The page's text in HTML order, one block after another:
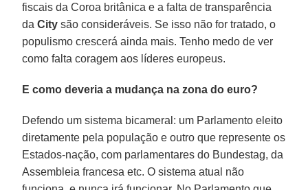
fiscais da Coroa britânica e a falta de transparência
daCity são consideráveis. Se isso não for tratado, o
populismo crescerá ainda mais. Tenho medo de ver
como falta coragem aos líderes europeus.
E como deveria a mudança na zona do euro?
Defendo um sistema bicameral: um Parlamento eleito
diretamente pela população e outro que represente os
Estados-nação, com parlamentares do Bundestag, da
Assembleia francesa etc. O sistema atual não